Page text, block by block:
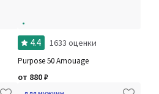
4.4 1633 оценки
Purpose 50 Amouage
от 880₽